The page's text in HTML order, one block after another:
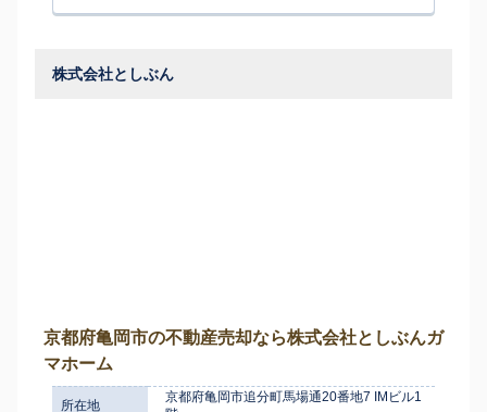
株式会社としぶん
京都府亀岡市の不動産売却なら株式会社としぶんガ
マホーム
所在地
京都府亀岡市追分町馬場通20番地7 IMビル1